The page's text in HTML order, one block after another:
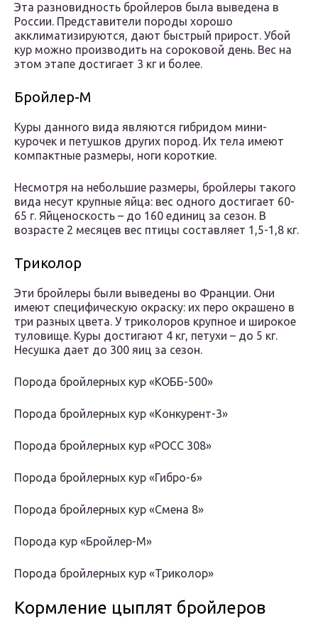
Эта разновидность бройлеров была выведена в
России. Представители породы хорошо
акклиматизируются, дают быстрый прирост. Убой
кур можно производить на сороковой день. Вес на
этом этапе достигает 3 кг и более.
Бройлер-М
Куры данного вида являются гибридом мини-
курочек и петушков других пород. Их тела имеют
компактные размеры, ноги короткие.
Несмотря на небольшие размеры, бройлеры такого
вида несут крупные яйца: вес одного достигает 60-
65 г. Яйценоскость – до 160 единиц за сезон. В
возрасте 2 месяцев вес птицы составляет 1,5-1,8 кг.
Триколор
Эти бройлеры были выведены во Франции. Они
имеют специфическую окраску: их перо окрашено в
три разных цвета. У триколоров крупное и широкое
туловище. Куры достигают 4 кг, петухи – до 5 кг.
Несушка дает до 300 яиц за сезон.
Порода бройлерных кур «КОББ-500»
Порода бройлерных кур «Конкурент-3»
Порода бройлерных кур «РОСС 308»
Порода бройлерных кур «Гибро-6»
Порода бройлерных кур «Смена 8»
Порода кур «Бройлер-М»
Порода бройлерных кур «Триколор»
Кормление цыплят бройлеров